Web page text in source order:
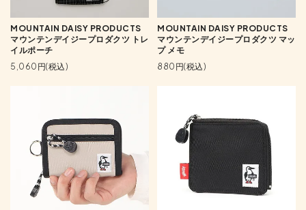
MOUNTAIN DAISY PRODUCTS
マウンテンデイジープロダクツ トレ
イルポーチ
5,060円(税込)
MOUNTAIN DAISY PRODUCTS
マウンテンデイジープロダクツ マッ
プ メモ
880円(税込)